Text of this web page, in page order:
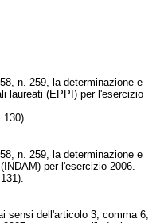
n. 259, la determinazione e
laureati (EPPI) per l'esercizio
n. 259, la determinazione e
per l'esercizio 2006.
sensi dell'articolo 3, comma 6,